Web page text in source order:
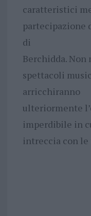
caratteristici
partecipazione
di
Berchidda.
spettacoli
arricchiranno
ulteriormente
imperdibile in
intreccia con